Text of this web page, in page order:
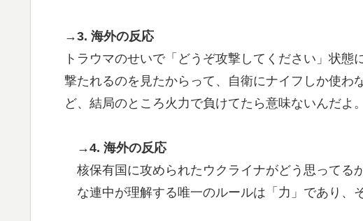
→3. 海外の反応
トラウマのせいで「どうぞ攻撃してください」状
撃たれるのを見たからって、自衛にナイフしか使わ
ど、結局のところ火力で負けてたら意味ないんだよ。
→4. 海外の反応
核保有国に攻められたウクライナがどう思ってる
な連中が理解する唯一のルールは「力」であり、